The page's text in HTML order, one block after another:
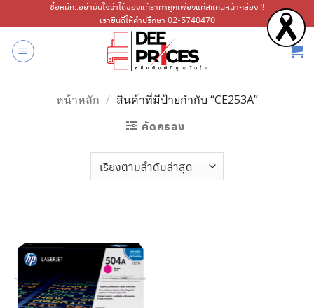
ไป
เนื้อหา
ซื้อหมึก..อย่ามั่นใจว่าได้ของแท้ราคาถูกเพียงแค่สแกนหน้ากล่อง !!
เรายินดีให้คำปรึกษา 02-5740470
หน้าหลัก / สินค้าที่มีป้ายกำกับ “CE253A”
คัดกรอง